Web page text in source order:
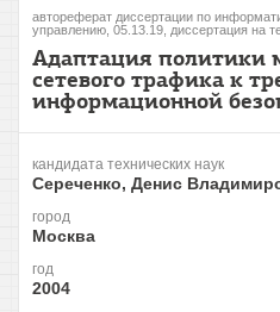
автореферат диссертации по
управлению, 05.13.19, диссертация на
Адаптация политики
сетевого трафика к
информационной
кандидата технических наук
Сереченко, Денис
город
Москва
год
2004